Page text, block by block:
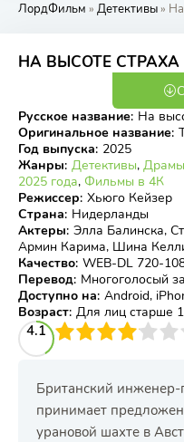
ЛордФильм » Детективы» На
НА ВЫСОТЕ СТРАХА
5.23
Русское название: На
Оригинальное название:
Год выпуска: 2025
Жанры: Детективы, Драмы
2025 года, Фильмы в 4К
Режиссер: Хьюго Кейзер
Страна: Нидерланды
Актеры: Элла Балинска,
Армин Карима, Шина
Качество: WEB-DL 720-
Перевод: Многоголосый
Доступно на: Android,
Возраст: Для лиц старше
4.1
4 5 6 7 8 9 10
Британский инженер-
принимает
урановой шахте в